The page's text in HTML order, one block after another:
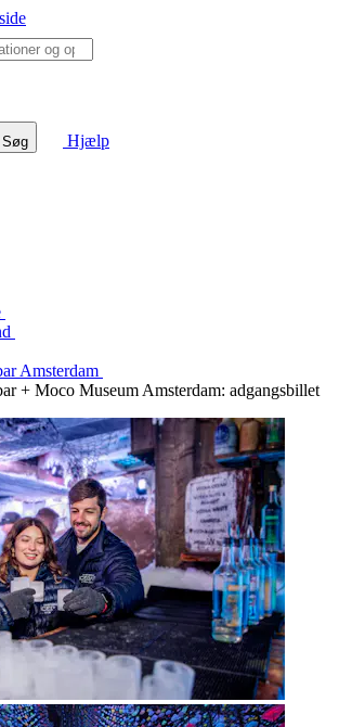
Søg
Hjælp
Amsterdam
+ Moco Museum Amsterdam: adgangsbillet